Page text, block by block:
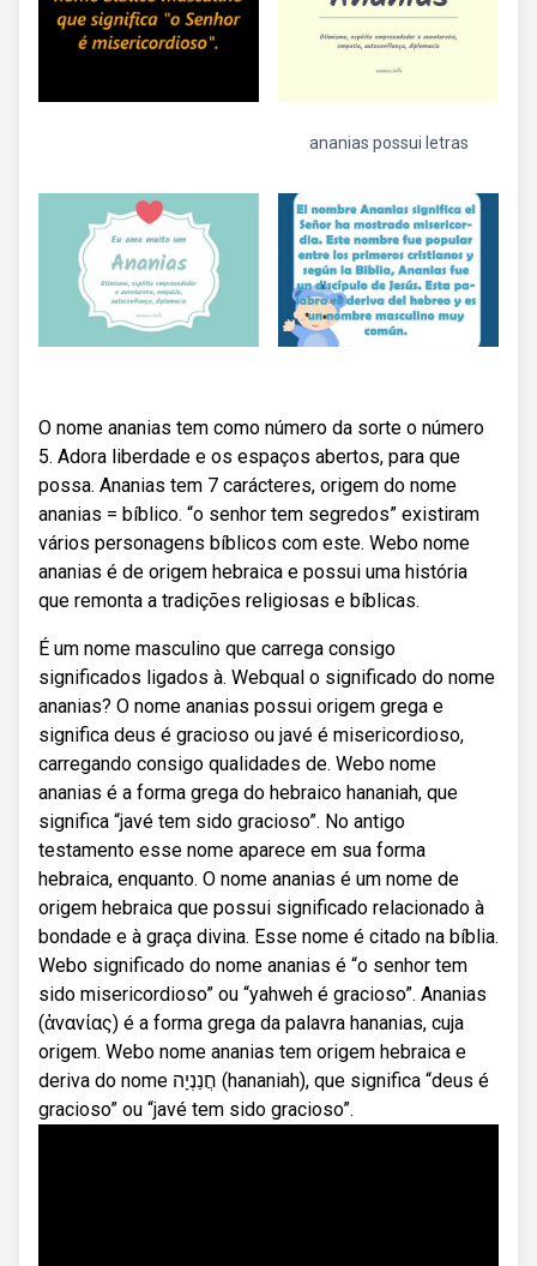
ananias possui letras
O nome ananias tem como número da sorte o número
5. Adora liberdade e os espaços abertos, para que
possa. Ananias tem 7 carácteres, origem do nome
ananias = bíblico. “o senhor tem segredos” existiram
vários personagens bíblicos com este. Webo nome
ananias é de origem hebraica e possui uma história
que remonta a tradições religiosas e bíblicas.
É um nome masculino que carrega consigo
significados ligados à. Webqual o significado do nome
ananias? O nome ananias possui origem grega e
significa deus é gracioso ou javé é misericordioso,
carregando consigo qualidades de. Webo nome
ananias é a forma grega do hebraico hananiah, que
significa “javé tem sido gracioso”. No antigo
testamento esse nome aparece em sua forma
hebraica, enquanto. O nome ananias é um nome de
origem hebraica que possui significado relacionado à
bondade e à graça divina. Esse nome é citado na bíblia.
Webo significado do nome ananias é “o senhor tem
sido misericordioso” ou “yahweh é gracioso”. Ananias
(ἁνανίας) é a forma grega da palavra hananias, cuja
origem. Webo nome ananias tem origem hebraica e
deriva do nome חֲנַנְיָה (hananiah), que significa “deus é
gracioso” ou “javé tem sido gracioso”.